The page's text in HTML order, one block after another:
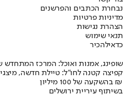
נבחרת הכתבים והפרשנים
מדיניות פרטיות
הצהרת נגישות
תנאי שימוש
כדאילהכיר
שופינג, אמנות ואוכל: המרכז המתחדש
קפיצה קטנה לחו"ל: טיילת חדשה,
בהשקעה של 100 מיליון ₪
בשיתוף עיריית ירושלים